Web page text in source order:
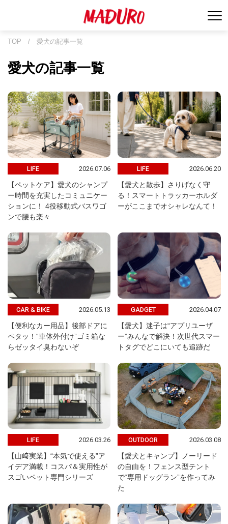
TOP / 愛犬の記事一覧
愛犬の記事一覧
LIFE 2026.07.06
【ペットケア】愛犬のシャンプ
ー時間を充実したコミュニケー
ションに！ 4役移動式バスワゴ
ンで腰も楽々
LIFE 2026.06.20
【愛犬と散歩】さりげなく守
る！スマートトラッカーホルダ
ーがここまでオシャレなんて！
CAR & BIKE 2026.05.13
【便利なカー用品】後部ドアに
ペタッ！“車体外付け”ゴミ箱な
らゼッタイ臭わないぞ
GADGET 2026.04.07
【愛犬】迷子は“アプリユーザ
ー”みんなで解決！次世代スマー
トタグでどこにいても追跡だ
LIFE 2026.03.26
【山﨑実業】“本気で使える”ア
イデア満載！コスパ＆実用性が
スゴいペット専門シリーズ
OUTDOOR 2026.03.08
【愛犬とキャンプ】ノーリード
の自由を！フェンス型テント
で“専用ドッグラン”を作ってみ
た